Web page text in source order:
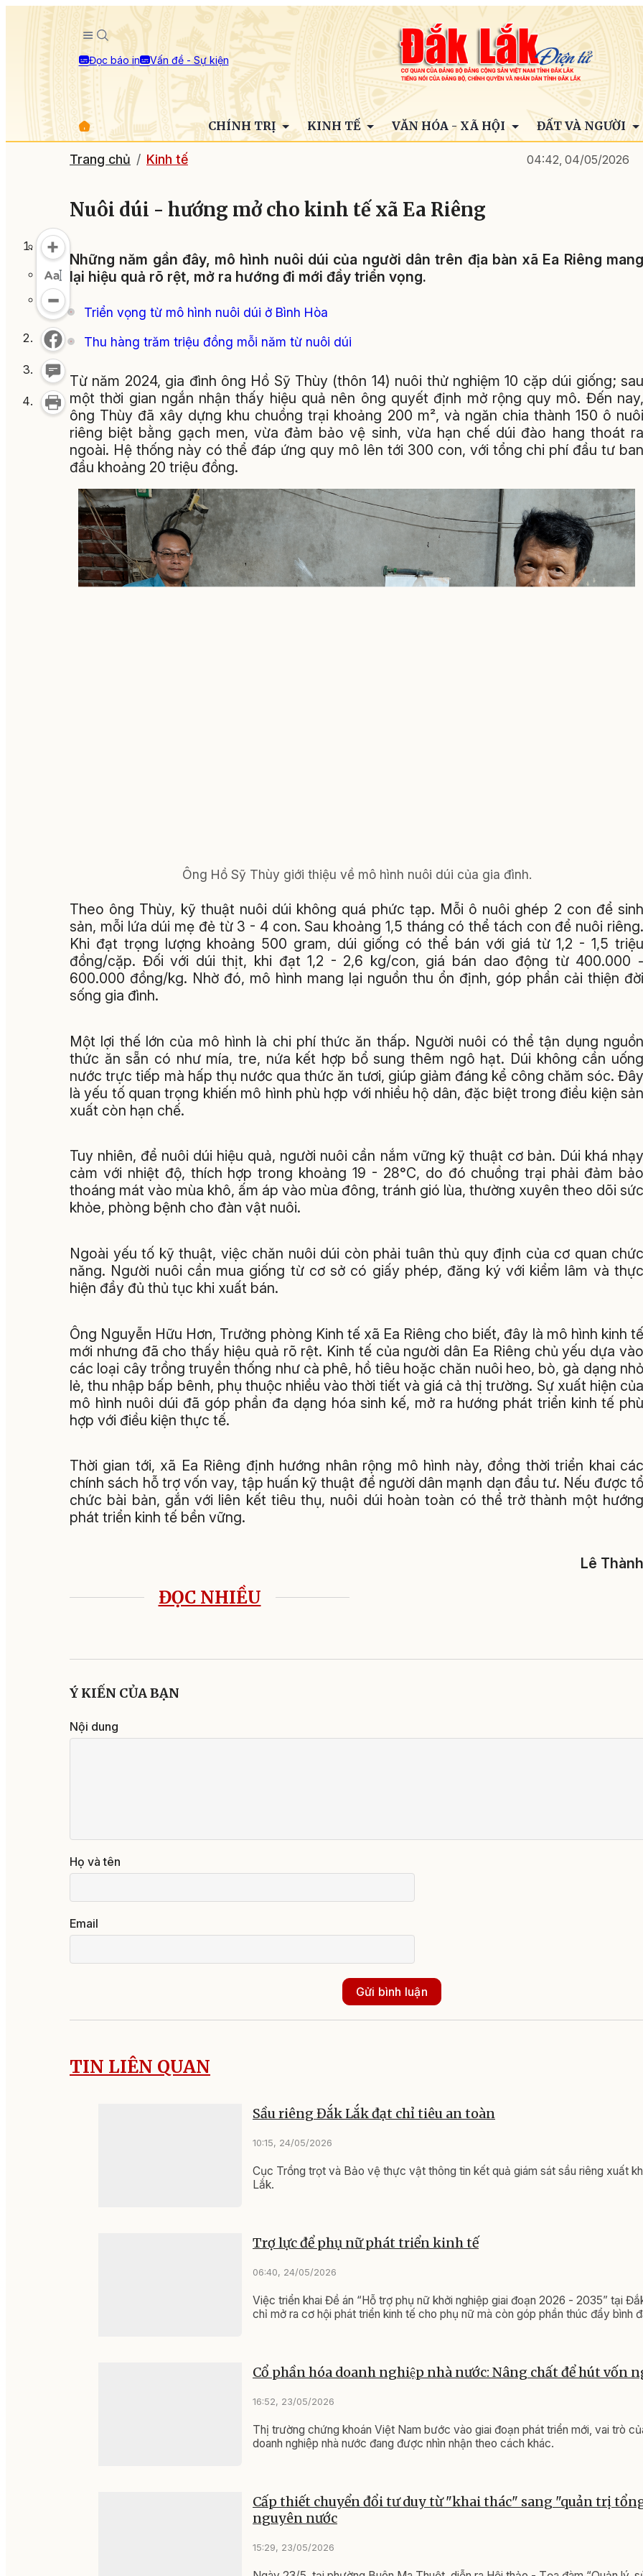
Đọc báo in Vấn đề - Sự kiện
CHÍNH TRỊ KINH TẾ VĂN HÓA - XÃ HỘI ĐẤT VÀ NGƯỜI
Trang chủ Kinh tế 04:42, 04/05/2026
Nuôi dúi - hướng mở cho kinh tế xã Ea Riêng
Những năm gần đây, mô hình nuôi dúi của người dân trên địa bàn xã Ea Riêng mang
lại hiệu quả rõ rệt, mở ra hướng đi mới đầy triển vọng.
Triển vọng từ mô hình nuôi dúi ở Bình Hòa
Thu hàng trăm triệu đồng mỗi năm từ nuôi dúi
Từ năm 2024, gia đình ông Hồ Sỹ Thùy (thôn 14) nuôi thử nghiệm 10 cặp dúi giống; sau
một thời gian ngắn nhận thấy hiệu quả nên ông quyết định mở rộng quy mô. Đến nay,
ông Thùy đã xây dựng khu chuồng trại khoảng 200 m², và ngăn chia thành 150 ô nuôi
riêng biệt bằng gạch men, vừa đảm bảo vệ sinh, vừa hạn chế dúi đào hang thoát ra
ngoài. Hệ thống này có thể đáp ứng quy mô lên tới 300 con, với tổng chi phí đầu tư ban
đầu khoảng 20 triệu đồng.
Ông Hồ Sỹ Thùy giới thiệu về mô hình nuôi dúi của gia đình.
Theo ông Thùy, kỹ thuật nuôi dúi không quá phức tạp. Mỗi ô nuôi ghép 2 con để sinh
sản, mỗi lứa dúi mẹ đẻ từ 3 - 4 con. Sau khoảng 1,5 tháng có thể tách con để nuôi riêng.
Khi đạt trọng lượng khoảng 500 gram, dúi giống có thể bán với giá từ 1,2 - 1,5 triệu
đồng/cặp. Đối với dúi thịt, khi đạt 1,2 - 2,6 kg/con, giá bán dao động từ 400.000 -
600.000 đồng/kg. Nhờ đó, mô hình mang lại nguồn thu ổn định, góp phần cải thiện đời
sống gia đình.
Một lợi thế lớn của mô hình là chi phí thức ăn thấp. Người nuôi có thể tận dụng nguồn
thức ăn sẵn có như mía, tre, nứa kết hợp bổ sung thêm ngô hạt. Dúi không cần uống
nước trực tiếp mà hấp thụ nước qua thức ăn tươi, giúp giảm đáng kể công chăm sóc. Đây
là yếu tố quan trọng khiến mô hình phù hợp với nhiều hộ dân, đặc biệt trong điều kiện sản
xuất còn hạn chế.
Tuy nhiên, để nuôi dúi hiệu quả, người nuôi cần nắm vững kỹ thuật cơ bản. Dúi khá nhạy
cảm với nhiệt độ, thích hợp trong khoảng 19 - 28°C, do đó chuồng trại phải đảm bảo
thoáng mát vào mùa khô, ấm áp vào mùa đông, tránh gió lùa, thường xuyên theo dõi sức
khỏe, phòng bệnh cho đàn vật nuôi.
Ngoài yếu tố kỹ thuật, việc chăn nuôi dúi còn phải tuân thủ quy định của cơ quan chức
năng. Người nuôi cần mua giống từ cơ sở có giấy phép, đăng ký với kiểm lâm và thực
hiện đầy đủ thủ tục khi xuất bán.
Ông Nguyễn Hữu Hơn, Trưởng phòng Kinh tế xã Ea Riêng cho biết, đây là mô hình kinh tế
mới nhưng đã cho thấy hiệu quả rõ rệt. Kinh tế của người dân Ea Riêng chủ yếu dựa vào
các loại cây trồng truyền thống như cà phê, hồ tiêu hoặc chăn nuôi heo, bò, gà dạng nhỏ
lẻ, thu nhập bấp bênh, phụ thuộc nhiều vào thời tiết và giá cả thị trường. Sự xuất hiện của
mô hình nuôi dúi đã góp phần đa dạng hóa sinh kế, mở ra hướng phát triển kinh tế phù
hợp với điều kiện thực tế.
Thời gian tới, xã Ea Riêng định hướng nhân rộng mô hình này, đồng thời triển khai các
chính sách hỗ trợ vốn vay, tập huấn kỹ thuật để người dân mạnh dạn đầu tư. Nếu được tổ
chức bài bản, gắn với liên kết tiêu thụ, nuôi dúi hoàn toàn có thể trở thành một hướng
phát triển kinh tế bền vững.
Lê Thành
ĐỌC NHIỀU
Ý KIẾN CỦA BẠN
Nội dung
Họ và tên
Email
Gửi bình luận
TIN LIÊN QUAN
Sầu riêng Đắk Lắk đạt chỉ tiêu an toàn
10:15, 24/05/2026
Cục Trồng trọt và Bảo vệ thực vật thông tin kết quả giám sát sầu riêng xuất
Lắk.
Trợ lực để phụ nữ phát triển kinh tế
06:40, 24/05/2026
Việc triển khai Đề án “Hỗ trợ phụ nữ khởi nghiệp giai đoạn 2026 - 2035” tại
chỉ mở ra cơ hội phát triển kinh tế cho phụ nữ mà còn góp phần thúc đẩy bình
Cổ phần hóa doanh nghiệp nhà nước: Nâng chất để hút vốn
16:52, 23/05/2026
Thị trường chứng khoán Việt Nam bước vào giai đoạn phát triển mới, vai trò
doanh nghiệp nhà nước đang được nhìn nhận theo cách khác.
Cấp thiết chuyển đổi tư duy từ "khai thác" sang "quản trị
nguyên nước
15:29, 23/05/2026